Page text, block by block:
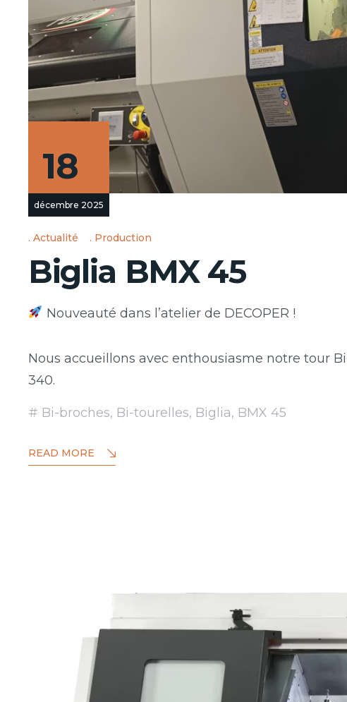
18
décembre 2025
Actualité Production
Biglia BMX 45
Nouveauté dans l’atelier de DECOPER !
Nous accueillons avec enthousiasme notre tour
340.
Bi-broches, Bi-tourelles, Biglia, BMX 45
READ MORE